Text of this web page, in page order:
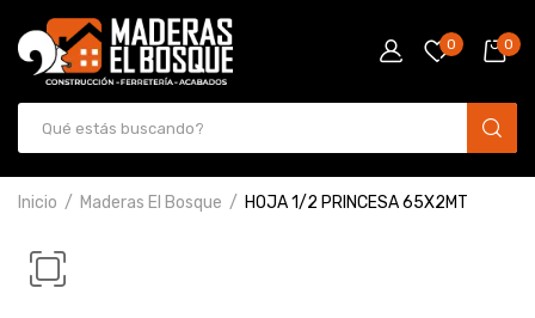
0 0
Inicio Maderas El Bosque HOJA 1/2 PRINCESA 65X2MT